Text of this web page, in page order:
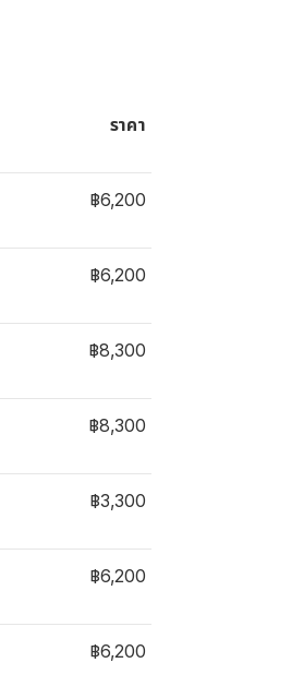
ราคา
฿6,200
฿6,200
฿8,300
฿8,300
฿3,300
฿6,200
฿6,200